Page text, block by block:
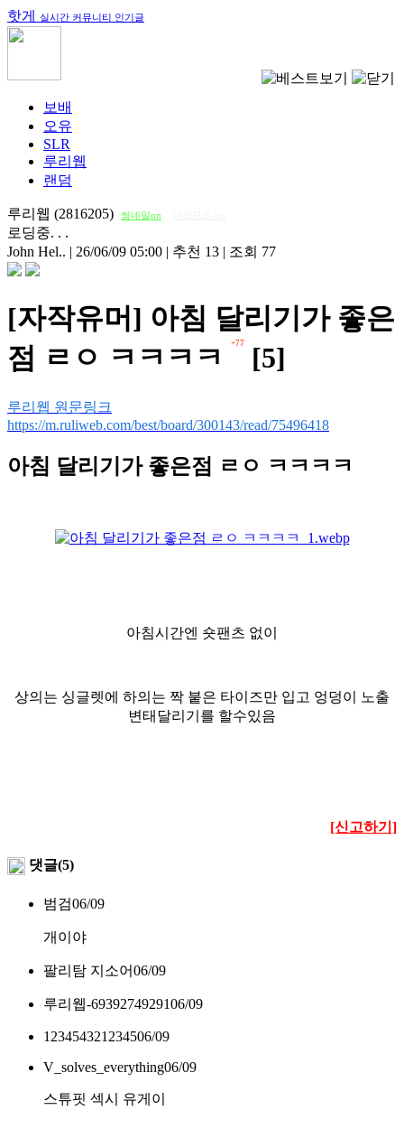
핫게 실시간 커뮤니티 인기글
보배
오유
SLR
루리웹
랜덤
루리웹 (2816205) 썸네일on
로딩중. . .
John Hel.. | 26/06/09 05:00 | 추천 13 | 조회 77
[자작유머] 아침 달리기가 좋은
점 ㄹㅇ ㅋㅋㅋㅋ
+77 [5]
루리웹 원문링크
https://m.ruliweb.com/best/board/300143/read/75496418
아침 달리기가 좋은점 ㄹㅇ ㅋㅋㅋㅋ
아침시간엔 숏팬츠 없이
상의는 싱글렛에 하의는 짝 붙은 타이즈만 입고 엉덩이 노출
변태달리기를 할수있음
[신고하기]
댓글(5)
범검06/09
개이야
팔리탐 지소어06/09
루리웹-6939274929106/09
123454321234506/09
V_solves_everything06/09
스튜핏 섹시 유게이